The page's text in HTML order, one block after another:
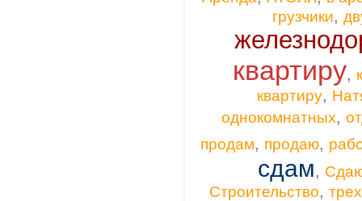
грузчики,
квартиру,
квартиру,
однокомнатных,
продам, продаю,
сдам,
Строительство,